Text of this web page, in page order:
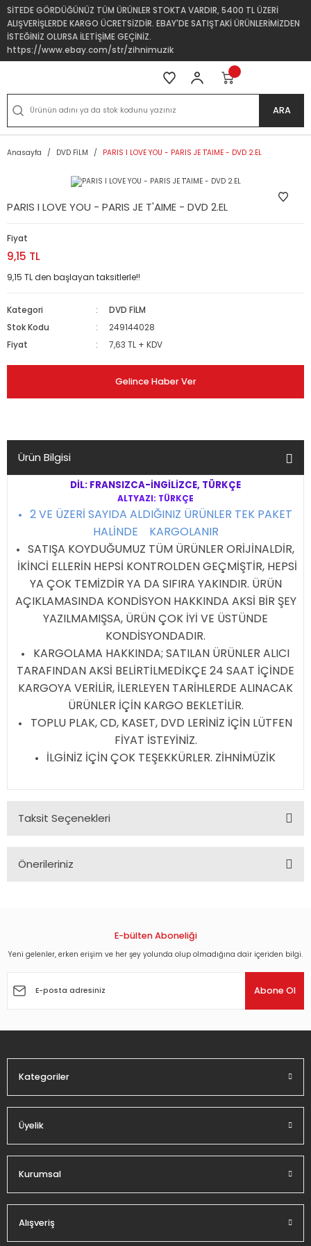
SİTEDE GÖRDÜĞÜNÜZ TÜM ÜRÜNLER STOKTA VARDIR, 5400 TL ÜZERİ
ALIŞVERİŞLERDE KARGO ÜCRETSİZDİR. EBAY'DE SATIŞTAKİ ÜRÜNLERİMİZDEN
İSTEĞİNİZ OLURSA İLETİŞİME GEÇİNİZ.
https://www.ebay.com/str/zihnimuzik
ARA
Anasayfa DVD FİLM PARIS I LOVE YOU - PARIS JE T'AIME - DVD 2.EL
PARIS I LOVE YOU - PARIS JE T'AIME - DVD 2.EL
Fiyat
9,15 TL
9,15 TL den başlayan taksitlerle!!
Kategori
DVD FİLM
Stok Kodu
249144028
Fiyat
7,63 TL + KDV
Gelince Haber Ver
Ürün Bilgisi
DİL: FRANSIZCA-İNGİLİZCE, TÜRKÇE
ALTYAZI: TÜRKÇE
2 VE ÜZERİ SAYIDA ALDIĞINIZ ÜRÜNLER TEK PAKET
HALİNDE KARGOLANIR
SATIŞA KOYDUĞUMUZ TÜM ÜRÜNLER ORİJİNALDİR,
İKİNCİ ELLERİN HEPSİ KONTROLDEN GEÇMİŞTİR, HEPSİ
YA ÇOK TEMİZDİR YA DA SIFIRA YAKINDIR. ÜRÜN
AÇIKLAMASINDA KONDİSYON HAKKINDA AKSİ BİR ŞEY
YAZILMAMIŞSA, ÜRÜN ÇOK İYİ VE ÜSTÜNDE
KONDİSYONDADIR.
KARGOLAMA HAKKINDA; SATILAN ÜRÜNLER ALICI
TARAFINDAN AKSİ BELİRTİLMEDİKÇE 24 SAAT İÇİNDE
KARGOYA VERİLİR, İLERLEYEN TARİHLERDE ALINACAK
ÜRÜNLER İÇİN KARGO BEKLETİLİR.
TOPLU PLAK, CD, KASET, DVD LERİNİZ İÇİN LÜTFEN
FİYAT İSTEYİNİZ.
İLGİNİZ İÇİN ÇOK TEŞEKKÜRLER. ZİHNİMÜZİK
Taksit Seçenekleri
Önerileriniz
Görüş ve önerileriniz için teşekkür ederiz.
Ürün açıklamasında eksik bilgiler bulunuyor.
E-bülten Aboneliği
Yeni gelenler, erken erişim ve her şey yolunda olup olmadığına dair içeriden bilgi.
Abone Ol
Kategoriler
Üyelik
Kurumsal
Alışveriş